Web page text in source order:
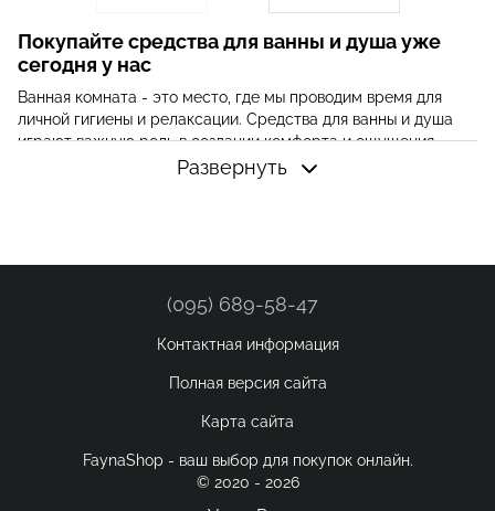
Покупайте средства для ванны и душа уже
сегодня у нас
Ванная комната - это место, где мы проводим время для
личной гигиены и релаксации. Средства для ванны и душа
играют важную роль в создании комфорта и ощущения
от загрязнений, а также увлажняют ее, предотвращая
сухость и шелушение.
Релаксация и восстановление:Ароматические средства
для ванны могут создать атмосферу спокойствия и
релаксации, помогая вам восстановить физическое и
психологическое состояние.
эфирных масел, которые могут поднять настроение,
снять стресс и помочь почувствовать себя лучше.
Развернуть
(095) 689-58-47
Контактная информация
Полная версия сайта
Карта сайта
FaynaShop - ваш выбор для покупок онлайн.
© 2020 - 2026